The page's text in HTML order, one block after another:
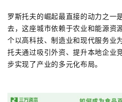
罗斯托夫的崛起最直接的动力之一
去，这座城市依赖于农业和能源资
个以高科技、制造业和现代服务业
托夫通过吸引外资、提升本地企业
步实现了产业的多元化布局。